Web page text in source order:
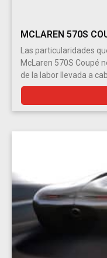
MCLAREN 570S
Las particularidades
McLaren 570S Coupé
de la labor llevada a